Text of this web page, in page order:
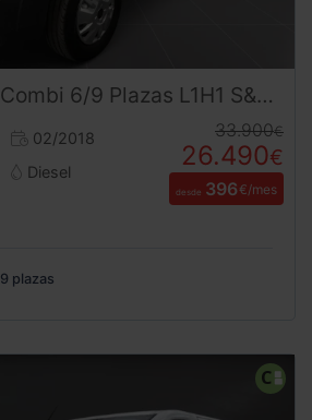
Combi 6/9 Plazas L1H1 S&S 130 CV
02/2018
Diesel
33.900€
26.490€
desde 396€/mes
9 plazas